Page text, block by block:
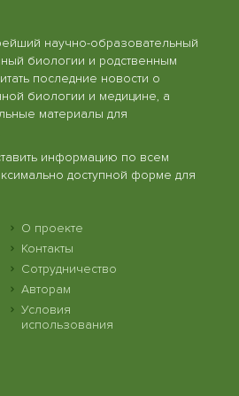
научно-образовательный
биологии и родственным
последние новости о
биологии и медицине, а
материалы для
информацию по всем
доступной форме для
О проекте
Контакты
Сотрудничество
Авторам
Условия
использования